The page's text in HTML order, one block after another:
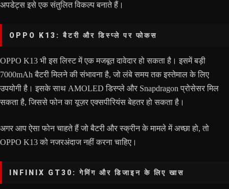
अपडेट्स इसे एक संतुलित विकल्प बनाते हैं।
OPPO K13: बैटरी और डिस्प्ले पर फोकस
OPPO K13 भी इस लिस्ट में एक मजबूत दावेदार हो सकता है। इसमें बड़ी
7000mAh बैटरी मिलने की संभावना है, जो लंबे समय तक इस्तेमाल के लिए
उपयोगी है। इसके साथ AMOLED डिस्प्ले और Snapdragon प्रोसेसर मिल
सकता है, जिससे फोन का यूज़र एक्सपीरियंस बेहतर हो सकता है।
अगर आप ऐसा फोन चाहते हैं जो बैटरी और स्क्रीन के मामले में अच्छा हो, तो
OPPO K13 को नजरअंदाज नहीं करना चाहिए।
INFINIX GT30: गेमिंग और डिजाइन के लिए खास